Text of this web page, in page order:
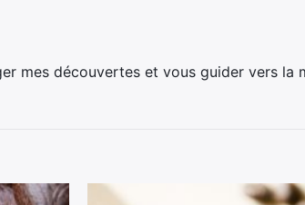
mes découvertes et vous guider vers la